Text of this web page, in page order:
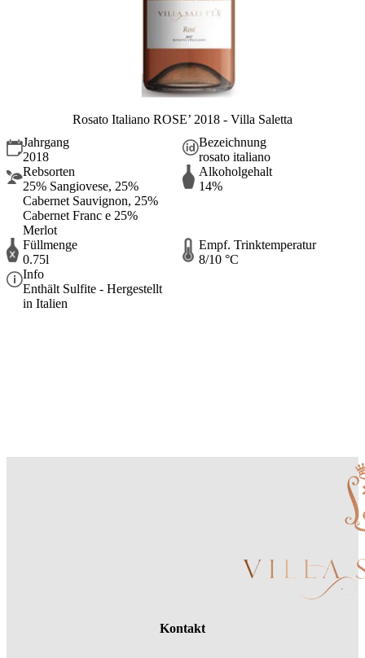
Rosato Italiano ROSE’ 2018 - Villa Saletta
Jahrgang
2018
Bezeichnung
rosato italiano
Rebsorten
25% Sangiovese, 25%
Cabernet Sauvignon, 25%
Cabernet Franc e 25%
Merlot
Alkoholgehalt
14%
Füllmenge
0.75l
Empf. Trinktemperatur
8/10 °C
Info
Enthält Sulfite - Hergestellt
in Italien
Kontakt